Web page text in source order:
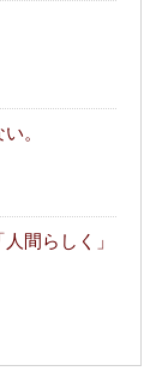
。
間らしく」